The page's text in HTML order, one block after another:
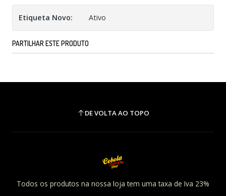
Etiqueta Novo: Ativo
PARTILHAR ESTE PRODUTO
DE VOLTA AO TOPO
Todos os produtos na nossa loja tem uma taxa de Iva 23%